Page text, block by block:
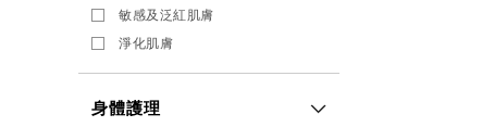
敏感及泛紅肌膚
淨化肌膚
身體護理